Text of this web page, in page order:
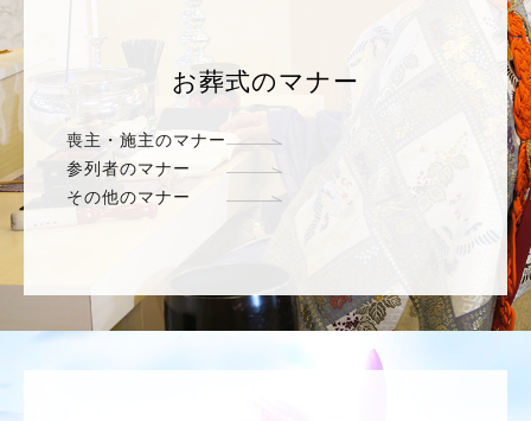
お葬式のマナー
喪主・施主のマナー
参列者のマナー
その他のマナー